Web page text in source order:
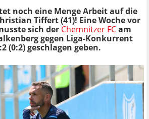
noch eine Menge Arbeit auf die
Tiffert (41)! Eine Woche vor
sich der Chemnitzer FCam
gegen Liga-Konkurrent
(0:2) geschlagen geben.